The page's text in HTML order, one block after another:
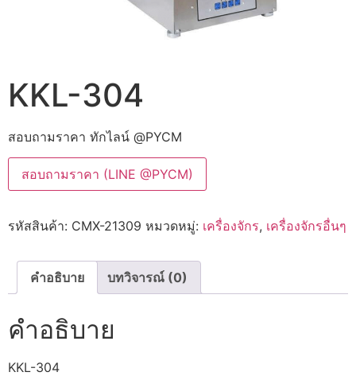
KKL-304
สอบถามราคา ทักไลน์ @PYCM
สอบถามราคา (LINE @PYCM)
รหัสสินค้า: CMX-21309 หมวดหมู่: เครื่องจักร, เครื่องจักรอื่นๆ
คำอธิบาย บทวิจารณ์ (0)
คำอธิบาย
KKL-304